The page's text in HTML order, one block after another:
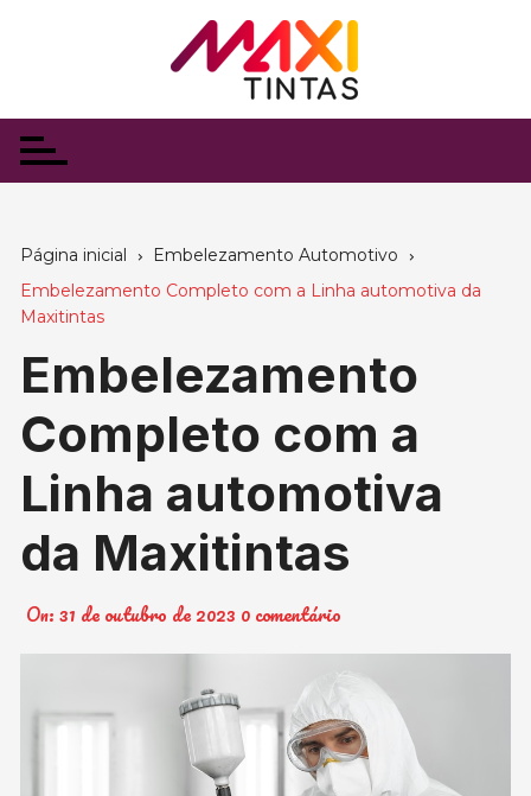
Página inicial
Embelezamento Automotivo
Embelezamento Completo com a Linha automotiva da
Maxitintas
Embelezamento
Completo com a
Linha automotiva
da Maxitintas
On:31 de outubro de 2023 0 comentário